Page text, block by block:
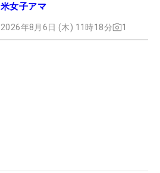
米女子アマ
2026年8月6日 (木) 11時18分 1